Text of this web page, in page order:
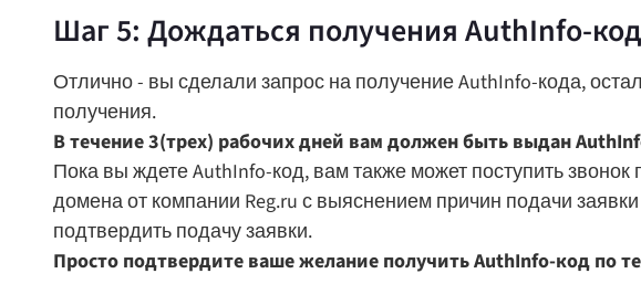
Шаг 5: Дождаться получения AuthInfo-
Отлично - вы сделали запрос на получение AuthInfo-кода,
получения.
В течение 3(трех) рабочих дней вам должен быть выдан
Пока вы ждете AuthInfo-код, вам также может поступить
домена от компании Reg.ru с выяснением причин подачи
подтвердить подачу заявки.
Просто подтвердите ваше желание получить AuthInfo-код по